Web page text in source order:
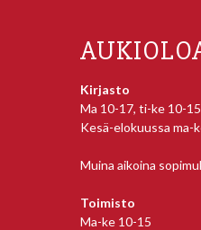
Kirjasto
Ma 10-17, ti-ke 10-15
Kesä-elokuussa ma-
Muina aikoina
Toimisto
Ma-ke 10-15